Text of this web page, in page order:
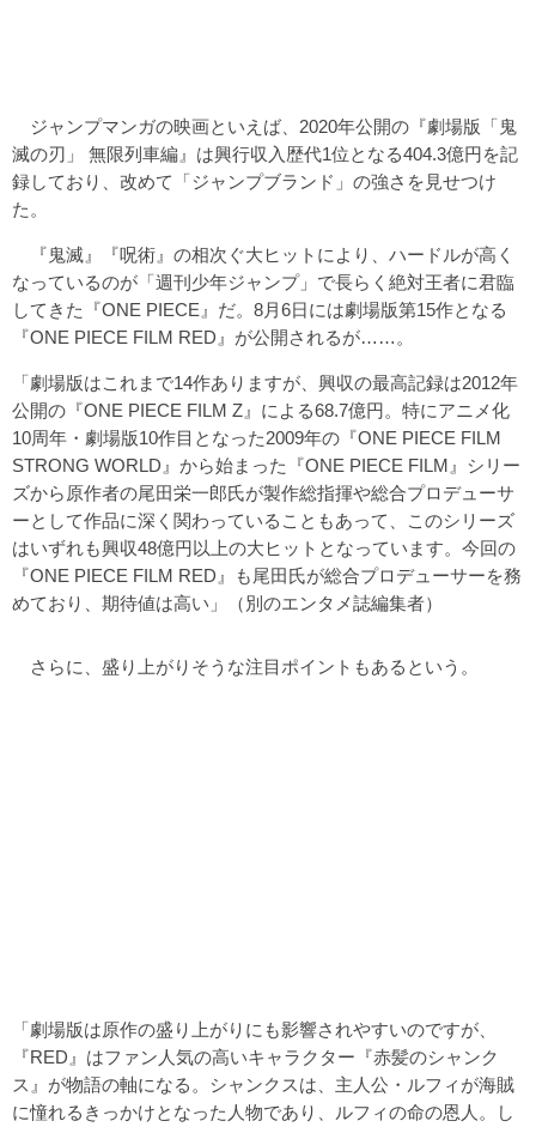
ジャンプマンガの映画といえば、2020年公開の『劇場版「鬼
滅の刃」 無限列車編』は興行収入歴代1位となる404.3億円を記
録しており、改めて「ジャンプブランド」の強さを見せつけ
た。
『鬼滅』『呪術』の相次ぐ大ヒットにより、ハードルが高く
なっているのが「週刊少年ジャンプ」で長らく絶対王者に君臨
してきた『ONE PIECE』だ。8月6日には劇場版第15作となる
『ONE PIECE FILM RED』が公開されるが……。
「劇場版はこれまで14作ありますが、興収の最高記録は2012年
公開の『ONE PIECE FILM Z』による68.7億円。特にアニメ化
10周年・劇場版10作目となった2009年の『ONE PIECE FILM
STRONG WORLD』から始まった『ONE PIECE FILM』シリー
ズから原作者の尾田栄一郎氏が製作総指揮や総合プロデューサ
ーとして作品に深く関わっていることもあって、このシリーズ
はいずれも興収48億円以上の大ヒットとなっています。今回の
『ONE PIECE FILM RED』も尾田氏が総合プロデューサーを務
めており、期待値は高い」（別のエンタメ誌編集者）
さらに、盛り上がりそうな注目ポイントもあるという。
「劇場版は原作の盛り上がりにも影響されやすいのですが、
『RED』はファン人気の高いキャラクター『赤髪のシャンク
ス』が物語の軸になる。シャンクスは、主人公・ルフィが海賊
に憧れるきっかけとなった人物であり、ルフィの命の恩人。し